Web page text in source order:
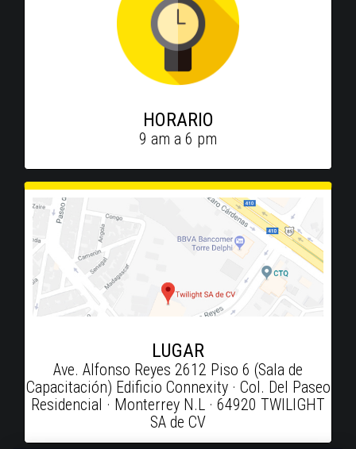
HORARIO
9 am a 6 pm
LUGAR
Ave. Alfonso Reyes 2612 Piso 6 (Sala de
Capacitación) Edificio Connexity · Col. Del Paseo
Residencial · Monterrey N.L · 64920 TWILIGHT
SA de CV